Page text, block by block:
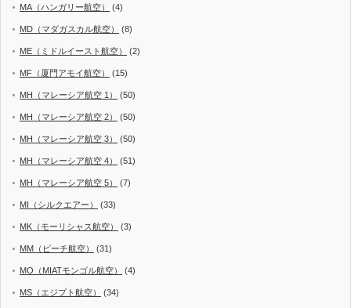
MA（ハンガリー航空） (4)
MD（マダガスカル航空） (8)
ME（ミドルイースト航空） (2)
MF（厦門アモイ航空） (15)
MH（マレーシア航空 1） (50)
MH（マレーシア航空 2） (50)
MH（マレーシア航空 3） (50)
MH（マレーシア航空 4） (51)
MH（マレーシア航空 5） (7)
MI（シルクエアー） (33)
MK（モーリシャス航空） (3)
MM（ピーチ航空） (31)
MO（MIATモンゴル航空） (4)
MS（エジプト航空） (34)